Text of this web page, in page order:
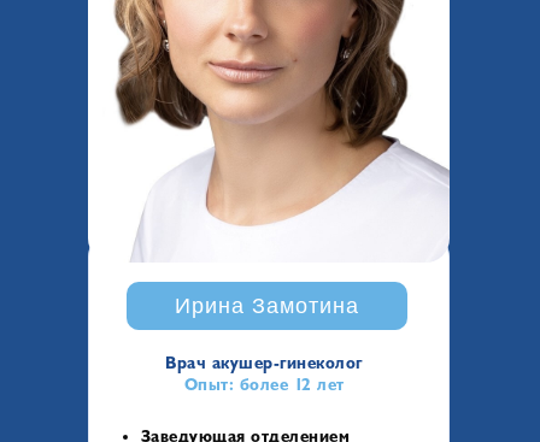
Заведующая отделением
Ирина Замотина
Врач акушер-гинеколог
Опыт: более 12 лет